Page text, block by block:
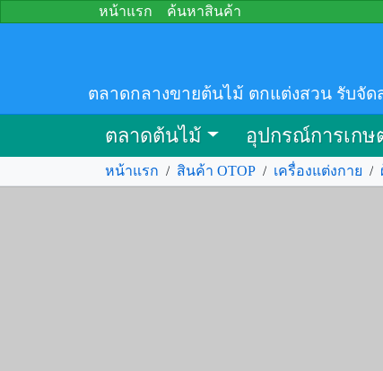
หน้าแรก ค้นหาสินค้า
ตลาดกลางขายต้นไม้ ตกแต่งสวน รับจั
ตลาดต้นไม้ อุปกรณ์การเกษ
หน้าแรก / สินค้า OTOP / เครื่องแต่งกาย /